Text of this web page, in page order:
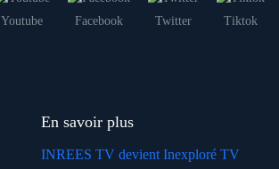
Youtube Facebook Twitter Tiktok
En savoir plus
INREES TV devient Inexploré TV